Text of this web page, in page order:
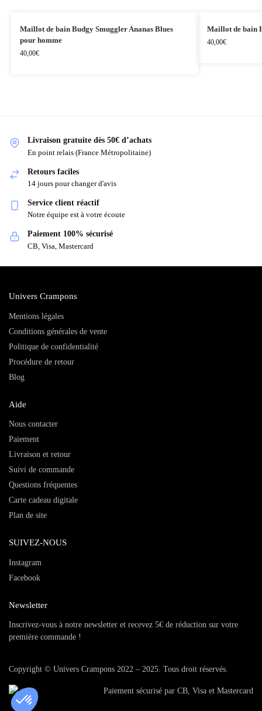
Maillot de bain Budgy Smuggler Ananas Blues
pour homme
40,00€
Maillot de bain
40,00€
Livraison gratuite dès 50€ d’achats
En point relais (France Métropolitaine)
Retours faciles
14 jours pour changer d'avis
Service client réactif
Notre équipe est à votre écoute
Paiement 100% sécurisé
CB, Visa, Mastercard
Univers Crampons
Mentions légales
Conditions générales de vente
Politique de confidentialité
Procédure de retour
Blog
Aide
Nous contacter
Paiement
Livraison et retour
Suivi de commande
Questions fréquentes
Carte cadeau digitale
Plan de site
SUIVEZ-NOUS
Instagram
Facebook
Newsletter
Inscrivez-vous à notre newsletter et recevez 5€ de réduction sur votre
première commande !
Copyright © Univers Crampons 2022 – 2025. Tous droit réservés.